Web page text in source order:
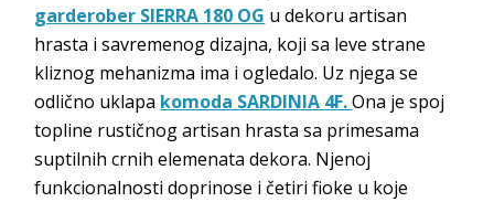
garderober SIERRA 180 OG u dekoru artisan
hrasta i savremenog dizajna, koji sa leve strane
kliznog mehanizma ima i ogledalo. Uz njega se
odlično uklapa komoda SARDINIA 4F.Ona je spoj
topline rustičnog artisan hrasta sa primesama
suptilnih crnih elemenata dekora. Njenoj
funkcionalnosti doprinose i četiri fioke u koje